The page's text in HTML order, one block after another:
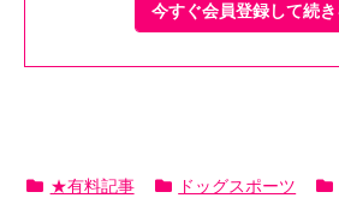
今すぐ会員登録して続
★有料記事 ドッグスポーツ